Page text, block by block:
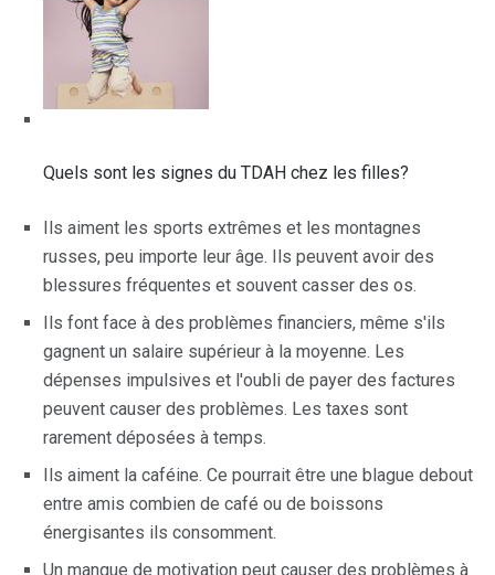
Quels sont les signes du TDAH chez les filles?
Ils aiment les sports extrêmes et les montagnes
russes, peu importe leur âge. Ils peuvent avoir des
blessures fréquentes et souvent casser des os.
Ils font face à des problèmes financiers, même s'ils
gagnent un salaire supérieur à la moyenne. Les
dépenses impulsives et l'oubli de payer des factures
peuvent causer des problèmes. Les taxes sont
rarement déposées à temps.
Ils aiment la caféine. Ce pourrait être une blague debout
entre amis combien de café ou de boissons
énergisantes ils consomment.
Un manque de motivation peut causer des problèmes à